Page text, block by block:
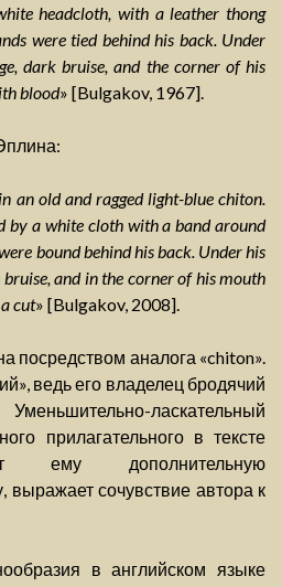
headcloth, with a leather thong
were tied behind his back. Under
dark bruise, and the corner of his
blood» [Bulgakov, 1967].
an old and ragged light-blue chiton.
by a white cloth with a band around
bound behind his back. Under his
and in the corner of his mouth
cut» [Bulgakov, 2008].
посредством аналога «chiton».
ведь его владелец бродячий
ласкательный
прилагательного в тексте
ему дополнительную
выражает сочувствие автора к
в английском языке